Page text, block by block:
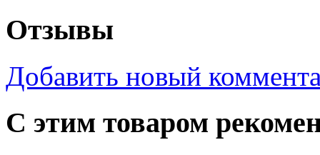
Отзывы
Добавить новый
С этим товаром